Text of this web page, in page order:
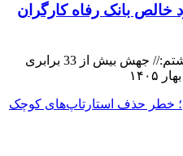
سود خالص بانک رفاه کارگران
پایگاه خبری روابط عمومی هنر هشتم:// جهش بیش از 33 برابری